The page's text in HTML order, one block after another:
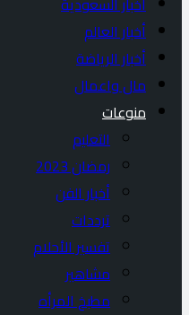
أخبار العالم
أخبار الرياضة
مال واعمال
منوعات
التعليم
رمضان 2023
أخبار الفن
ترددات
تفسير الأحلام
مشاهير
مطبخ المرأه